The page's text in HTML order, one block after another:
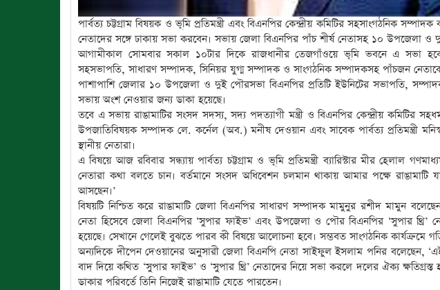
পার্বত্য চট্টগ্রাম বিষয়ক ও ভূমি প্রতিমন্ত্রী এবং বিএনপির কেন্দ্রীয় কমিটির সহসাংগঠনিক সম্পাদক
নেতাদের সঙ্গে ঢাকায় সভা করবেন। সভায় জেলা বিএনপির পাঁচ শীর্ষ নেতাসহ ১০ উপজেলা
আগামীকাল সোমবার সকাল ১০টার দিকে রাজধানীর তেজগাঁওয়ে ভূমি ভবনে এ সভা
সহসভাপতি, সাধারণ সম্পাদক, সিনিয়র যুগ্ম সম্পাদক ও সাংগঠনিক সম্পাদকসহ পাঁচজন
পাশাপাশি জেলার ১০ উপজেলা ও দুই পৌরসভা বিএনপির প্রতিটি ইউনিটের সভাপতি,
সভায় অংশ নেওয়ার জন্য ডাকা হয়েছে।
তবে এ সভায় রাঙামাটির সংসদ সদস্য, সদ্য পদত্যাগী মন্ত্রী ও বিএনপির কেন্দ্রীয় কমিটির
উপজাতিবিষয়ক সম্পাদক লে. কর্নেল (অব.) মনীষ দেওয়ান এবং সাবেক পার্বত্য প্রতিমন্ত্রী
স্থানীয় নেতারা।
এ বিষয়ে আজ রবিবার সন্ধ্যায় পার্বত্য চট্টগ্রাম ও ভূমি প্রতিমন্ত্রী ব্যারিস্টার মীর হেলাল
নেতারা কথা বলতে চান। বর্তমানে সংসদ অধিবেশন চলমান থাকায় আমার পক্ষে রাঙামাটি
আসছেন।’
বিষয়টি নিশ্চিত করে রাঙামাটি জেলা বিএনপির সাধারণ সম্পাদক মামুনুর রশীদ মামুন বলেছেন,
নেতা হিসেবে জেলা বিএনপির ‘সুপার ফাইভ’ এবং উপজেলা ও পৌর বিএনপির ‘সুপার থ্রি’
হয়েছে। সেখানে গেলেই বুঝতে পারব কী বিষয়ে আলোচনা হবে। সম্ভবত সাংগঠনিক কার্যক্রমে
অন্যদিকে দীপেন দেওয়ানের অনুসারী জেলা বিএনপি নেতা সাইফুল ইসলাম পনির বলেছেন,
বাদ দিয়ে কথিত ‘সুপার ফাইভ’ ও ‘সুপার থ্রি’ নেতাদের নিয়ে সভা করলে দলের ঐক্য
ডাকার পরিবর্তে তিনি নিজেই রাঙামাটি যেতে পারতেন।